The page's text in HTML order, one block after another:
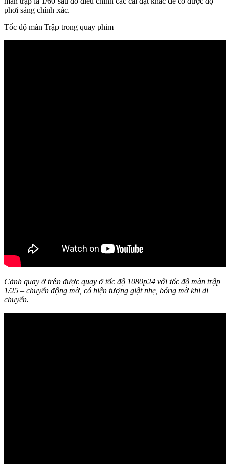
phơi sáng chính xác.
Tốc độ màn Trập trong quay phim
Cảnh quay ở trên được quay ở tốc độ 1080p24 với tốc độ màn trập
1/25 – chuyển động mờ, có hiện tượng giật nhẹ, bóng mờ khi di
chuyển.